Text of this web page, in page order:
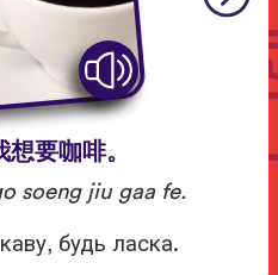
要咖啡。
soeng jiu gaa fe.
будь ласка.